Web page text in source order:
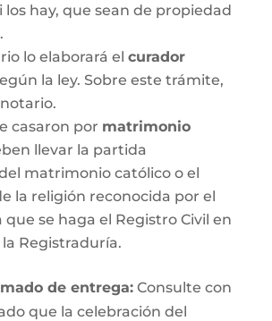
los hay, que sean de propiedad
lo elaborará el curador
la ley. Sobre este trámite,
casaron por matrimonio
llevar la partida
matrimonio católico o el
la religión reconocida por el
que se haga el Registro Civil en
Registraduría.
de entrega:Consulte con
que la celebración del